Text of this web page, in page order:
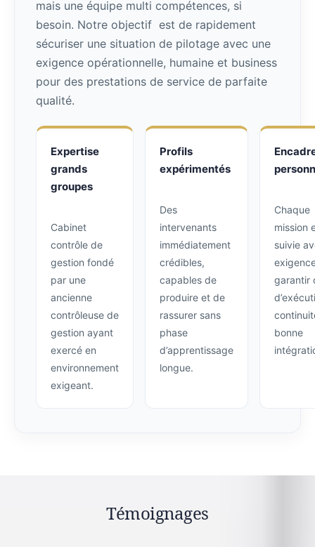
mais une équipe multi compétences, si
besoin. Notre objectif est de rapidement
sécuriser une situation de pilotage avec une
exigence opérationnelle, humaine et business
pour des prestations de service de parfaite
qualité.
Expertise
grands
groupes
Cabinet
contrôle de
gestion fondé
par une
ancienne
contrôleuse de
gestion ayant
exercé en
environnement
exigeant.
Profils
expérimentés
Des
intervenants
immédiatement
crédibles,
capables de
produire et de
rassurer sans
phase
d’apprentissage
longue.
Chaque
mission
suivie
garantir
bonne
Témoignages